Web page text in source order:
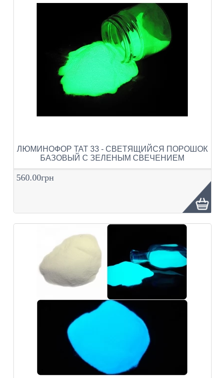
ЛЮМИНОФОР ТАТ 33 - СВЕТЯЩИЙСЯ ПОРОШОК
БАЗОВЫЙ С ЗЕЛЕНЫМ СВЕЧЕНИЕМ
560.00грн